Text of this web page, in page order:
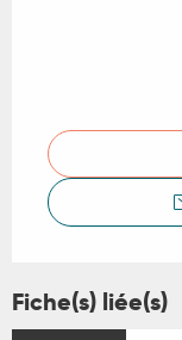
Fiche(s) liée(s)